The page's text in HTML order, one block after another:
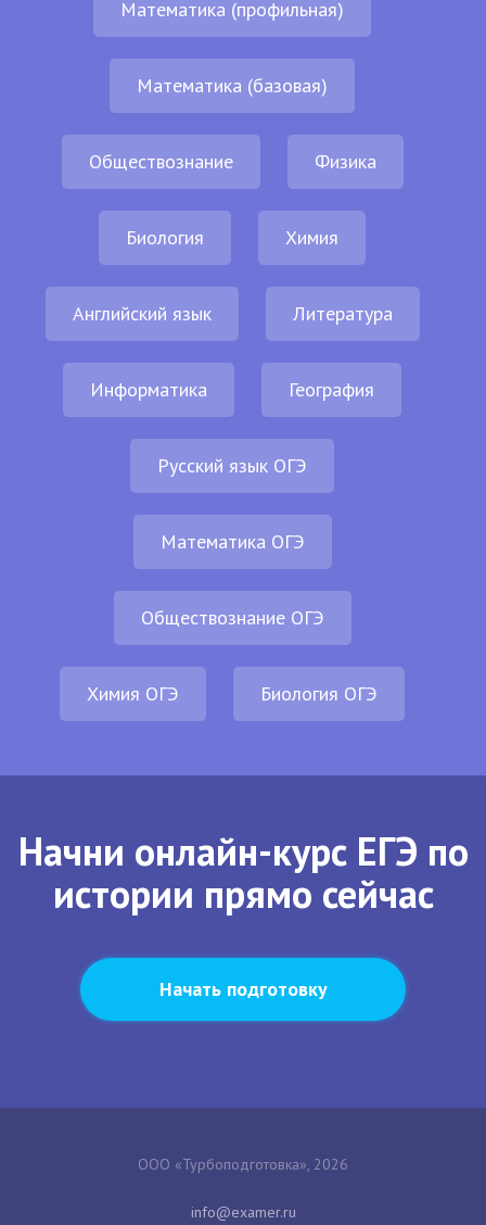
Математика (профильная)
Математика (базовая)
Обществознание Физика
Биология Химия
Английский язык Литература
Информатика География
Русский язык ОГЭ
Математика ОГЭ
Обществознание ОГЭ
Химия ОГЭ Биология ОГЭ
Начни онлайн-курс ЕГЭ по
истории прямо сейчас
Начать подготовку
ООО «Турбоподготовка», 2026